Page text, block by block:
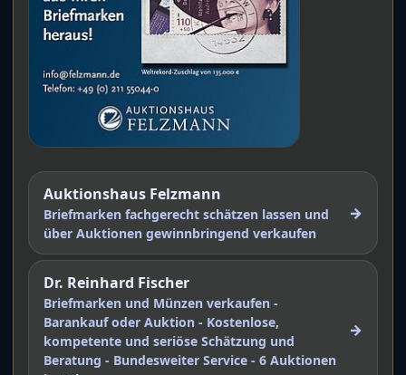
Auktionshaus Felzmann
Briefmarken fachgerecht schätzen lassen und
über Auktionen gewinnbringend verkaufen
→
Dr. Reinhard Fischer
Briefmarken und Münzen verkaufen -
Barankauf oder Auktion - Kostenlose,
kompetente und seriöse Schätzung und
Beratung - Bundesweiter Service - 6 Auktionen
→